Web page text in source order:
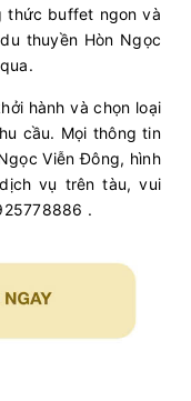
thức buffet ngon và
thuyền Hòn Ngọc
hành và chọn loại
cầu. Mọi thông tin
Viễn Đông, hình
vụ trên tàu, vui
.